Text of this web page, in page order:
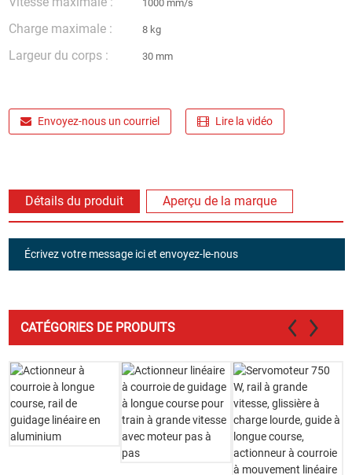
1000 mm/s
Charge maximale : 8 kg
Largeur du corps : 30 mm
Envoyez-nous un courriel Lire la vidéo
Détails du produit Aperçu de la marque
Écrivez votre message ici et envoyez-le-nous
CATÉGORIES DE PRODUITS